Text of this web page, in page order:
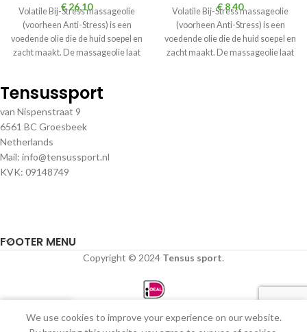
€26,10
Volatile Bij-Stress massageolie
(voorheen Anti-Stress) is een
voedende olie die de huid soepel en
zacht maakt. De massageolie laat
€ 8,40
Volatile Bij-Stress massageolie
(voorheen Anti-Stress) is een
voedende olie die de huid soepel en
zacht maakt. De massageolie laat
Tensussport
van Nispenstraat 9
6561 BC Groesbeek
Netherlands
Mail: info@tensussport.nl
KVK: 09148749
FOOTER MENU
Copyright © 2024 Tensus sport.
We use cookies to improve your experience on our website.
VerlanglijstWinkelwagen
Mijn account